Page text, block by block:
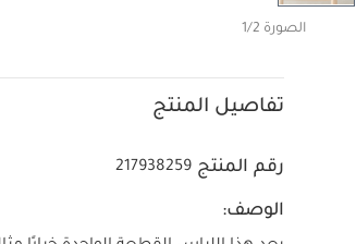
الصورة 1/2
تفاصيل المنتج
رقم المنتج 217938259
الوصف: